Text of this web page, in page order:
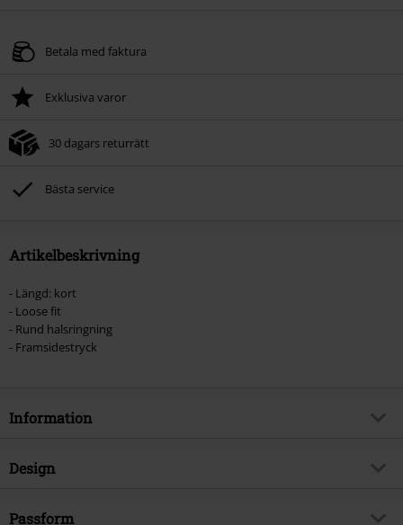
Betala med faktura
Exklusiva varor
30 dagars returrätt
Bästa service
Artikelbeskrivning
- Längd: kort
- Loose fit
- Rund halsringning
- Framsidestryck
Information
Artikelnummer
Exklusiv
Design
Produkttyp
Passform